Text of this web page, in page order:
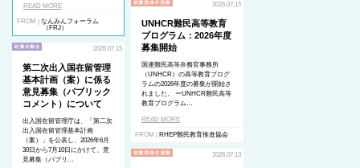
READ MORE
FROM | なんみんフォーラム
（FRJ）
2026.07.15
UNHCR難民高等教育
プログラム：2026年度
募集開始
国連難民高等弁務官事務所
（UNHCR）の高等教育プログ
ラムの2026年度の募集が開始さ
れました。 ーUNHCR難民高等
教育プログラム…
READ MORE
FROM | RHEP難民教育推進協会
2026.07.15
第二次出入国在留管理
基本計画（案）に係る
意見募集（パブリック
コメント）について
出入国在留管理庁は、「第二次
出入国在留管理基本計画
（案）」を公表し、2026年6月
30日から7月10日にかけて、意
見募集（パブリ…
2026.07.13